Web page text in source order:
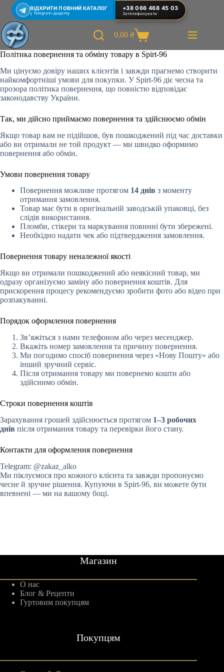
Перейти
вмісту
ВІДКРИТИ ПОВНИЙ КАТАЛОГ
у Telegram-додатку
+38 066 468 45 03
Зателефонувати
Кошик
0,00 ₴
Політика повернення та обміну товару в Spirt-96
Ми цінуємо довіру наших клієнтів і завжди прагнемо створити
найкомфортніші умови для покупки. У Spirt-96 діє чесна та
прозора політика повернення, що повністю відповідає
законодавству України.
Так, ми дійсно приймаємо повернення та здійснюємо обмін
Якщо товар вам не підійшов, був пошкоджений під час доставки
або ви отримали не той продукт — ми швидко оформимо
повернення або обмін.
Умови повернення товару
Повернення можливе протягом 14 днів з моменту
отримання замовлення.
Товар має бути в оригінальній заводській упаковці, без
слідів використання.
Пломби, стікери та маркування повинні бути збережені.
Необхідно надати чек або підтвердження замовлення.
Повернення товару неналежної якості
Якщо ви отримали пошкоджений або неякісний товар, ми
одразу організуємо заміну або повернення коштів. Для
прискорення процесу рекомендуємо зробити фото або відео при
розпакуванні.
Порядок оформлення повернення
Зв’яжіться з нами телефоном або через месенджер.
Вкажіть номер замовлення та причину повернення.
Ми погодимо спосіб повернення через «Нову Пошту» або
інший зручний сервіс.
Після отримання товару ми повернемо кошти або
здійснимо обмін.
Строки повернення коштів
Зарахування грошей здійснюється протягом 1–3 робочих
днів після отримання товару та перевірки його стану.
Контакти для оформлення повернення
Telegram: @zakaz_alko
Ми піклуємося про кожного клієнта та завжди пропонуємо
чесне й зручне рішення. Купуючи в Spirt-96, ви можете бути
впевнені — ми на вашому боці.
Магазин
О нас
Блог & Рецепти
Гуртовим покупцям
Покупцям